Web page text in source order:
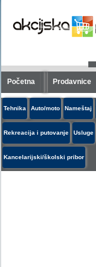
Početna Prodavnice
Tehnika Auto/moto Nameštaj
Rekreacija i putovanje Usluge
Kancelarijski/školski pribor